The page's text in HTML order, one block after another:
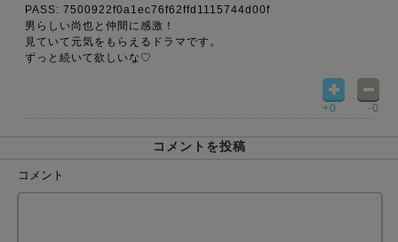
PASS: 7500922f0a1ec76f62ffd1115744d00f
男らしい尚也と仲間に感激！
見ていて元気をもらえるドラマです。
ずっと続いて欲しいな♡
+0 -0
コメントを投稿
コメント